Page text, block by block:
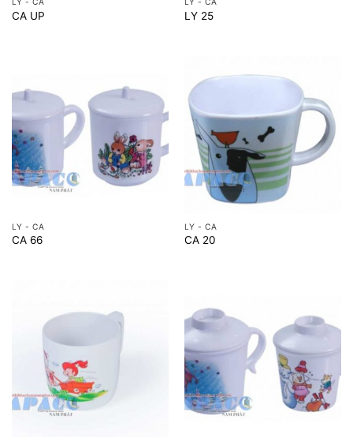
LY - CA
CA UP
LY - CA
LY 25
LY - CA
CA 66
LY - CA
CA 20